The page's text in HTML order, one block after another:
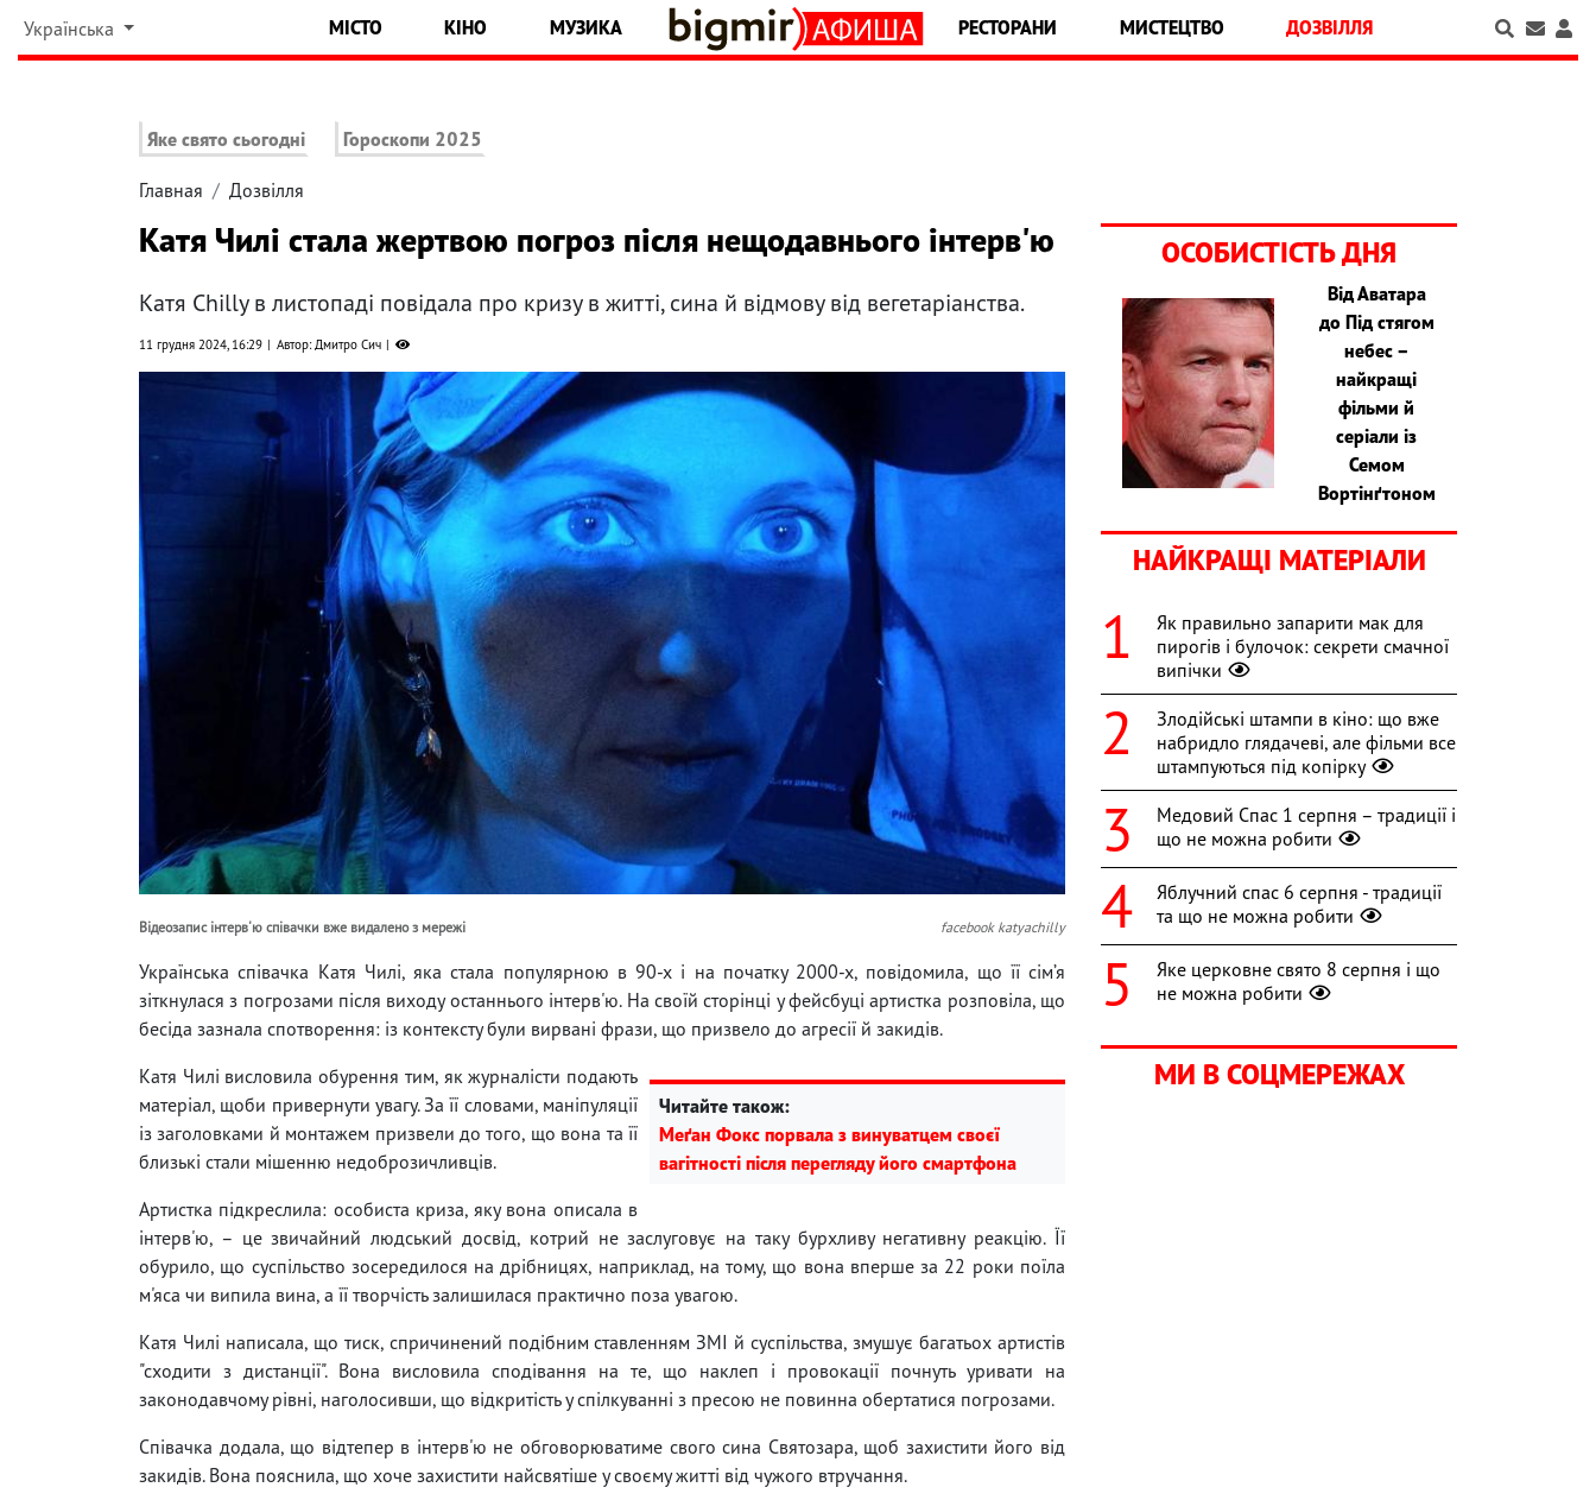
Українська МІСТО КІНО МУЗИКА РЕСТОРАНИ МИСТЕЦТВО ДОЗВІЛЛЯ
Яке свято сьогодні Гороскопи 2025
Главная Дозвілля
Катя Чилі стала жертвою погроз після нещодавнього інтерв'ю
Катя Chilly в листопаді повідала про кризу в житті, сина й відмову від вегетаріанства.
11 грудня 2024, 16:29 Автор: Дмитро Сич
Відеозапис інтерв'ю співачки вже видалено з мережі facebook katyachilly
Українська співачка Катя Чилі, яка стала популярною в 90-х і на початку 2000-х, повідомила, що її сім’я
зіткнулася з погрозами після виходу останнього інтерв'ю. На своїй сторінці у фейсбуці артистка розповіла, що
бесіда зазнала спотворення: із контексту були вирвані фрази, що призвело до агресії й закидів.
Читайте також:
Меґан Фокс порвала з винуватцем своєї
вагітності після перегляду його смартфона
Катя Чилі висловила обурення тим, як журналісти подають
матеріал, щоби привернути увагу. За її словами, маніпуляції
із заголовками й монтажем призвели до того, що вона та її
близькі стали мішенню недоброзичливців.
Артистка підкреслила: особиста криза, яку вона описала в
інтерв'ю, – це звичайний людський досвід, котрий не заслуговує на таку бурхливу негативну реакцію. Її
обурило, що суспільство зосередилося на дрібницях, наприклад, на тому, що вона вперше за 22 роки поїла
м'яса чи випила вина, а її творчість залишилася практично поза увагою.
Катя Чилі написала, що тиск, спричинений подібним ставленням ЗМІ й суспільства, змушує багатьох артистів
"сходити з дистанції". Вона висловила сподівання на те, що наклеп і провокації почнуть уривати на
законодавчому рівні, наголосивши, що відкритість у спілкуванні з пресою не повинна обертатися погрозами.
Співачка додала, що відтепер в інтерв'ю не обговорюватиме свого сина Святозара, щоб захистити його від
закидів. Вона пояснила, що хоче захистити найсвятіше у своєму житті від чужого втручання.
ОСОБИСТІСТЬ ДНЯ
Від Аватара
до Під стягом
небес –
найкращі
фільми й
серіали із
Семом
Вортінґтоном
НАЙКРАЩІ МАТЕРІАЛИ
Як правильно запарити мак для
пирогів і булочок: секрети смачної
випічки
Злодійські штампи в кіно: що вже
набридло глядачеві, але фільми все
штампуються під копірку
Медовий Спас 1 серпня – традиції і
що не можна робити
Яблучний спас 6 серпня - традиції
та що не можна робити
Яке церковне свято 8 серпня і що
не можна робити
МИ В СОЦМЕРЕЖАХ